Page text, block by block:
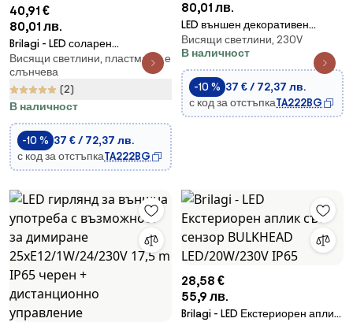
40,91 €
80,01 лв.
Brilagi - LED соларен
декоративен гирлянд BUBBLE
200 LED / 8 функции / 20 м /
IP65 / топла бяла
Висящи светлини, пластмаса, е
слънчева
(2)
В наличност
-10 % 37 € / 72,37 лв.
с код за отстъпкаTA222BG
80,01 лв.
LED външен декоративен
гирлянд 25xE12/1W/230V 17,5 m
IP65 черен
Висящи светлини, 230V
В наличност
-10 % 37 € / 72,37 лв.
с код за отстъпкаTA222BG
28,58 €
55,9 лв.
Brilagi - LED Екстериорен аплик